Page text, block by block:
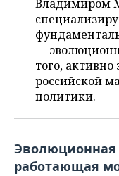
ЭНЕРГЕТИКА
БИЗНЕС-БРАНЧИ
ONLINE-
ОТКРЫТАЯ ЛЕКЦИЯ
ФУТБОЛ
ХОККЕЙ
БАСКЕТБОЛ
КИБЕРСПОРТ
НОВОСТИ
ВЛАСТЬ
ИНФРАСТРУКТУРА
КУЛЬТУРА
ФОТОГАЛЕРЕЯ
СЮЖЕТЫ
СПРАВОЧНИК
СПИСОК
Владимиром
—
того,
российской
политики.
Эволюционная
работающая